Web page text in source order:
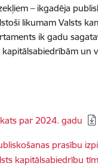
– ikgadēja
likumam Valsts
ik gadu
un
par 2024. gadu
prasību
kapitālsabiedrību